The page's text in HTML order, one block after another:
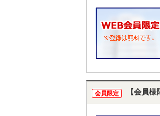
会員限定 【会員様